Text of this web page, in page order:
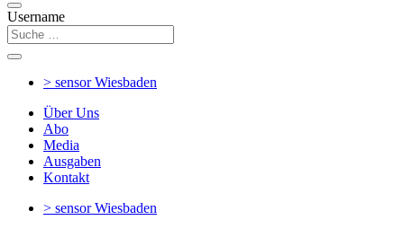
Username
> sensorWiesbaden
Über Uns
Abo
Media
Ausgaben
Kontakt
> sensorWiesbaden